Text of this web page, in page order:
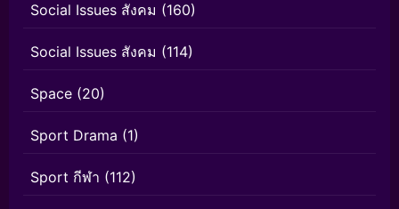
Social Issues สังคม (160)
Social Issues สังคม (114)
Space (20)
Sport Drama (1)
Sport กีฬา (112)